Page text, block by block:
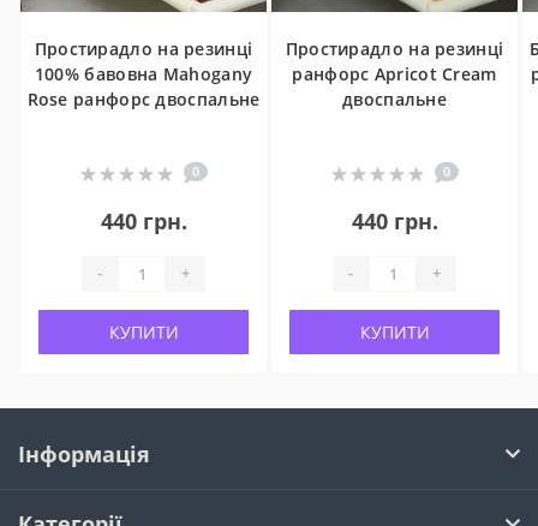
Простирадло на резинці
100% бавовна Mahogany
Rose ранфорс двоспальне
0
440 грн.
- +
КУПИТИ
Простирадло на резинці
ранфорс Apricot Cream
двоспальне
0
440 грн.
- +
КУПИТИ
Інформація